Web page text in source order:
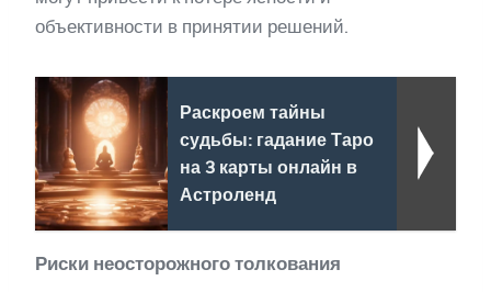
объективности в принятии решений.
Раскроем тайны
судьбы: гадание Таро
на 3 карты онлайн в
Астроленд
Риски неосторожного толкования